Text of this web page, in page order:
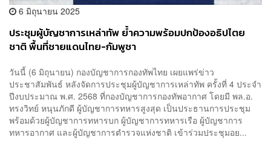
6 มิถุนายน 2025
ประชุมผู้บัญชาการเหล่าทัพ ย้ำความพร้อมปกป้องอธิปไตย
ชาติ พื้นที่ชายแดนไทย-กัมพูชา
วันนี้ (6 มิถุนายน) กองบัญชาการกองทัพไทย เผยแพร่ข่าว
ประชาสัมพันธ์ หลังจัดการประชุมผู้บัญชาการเหล่าทัพ ครั้งที่ 4 ประจำ
ปีงบประมาณ พ.ศ. 2568 ที่กองบัญชาการกองทัพอากาศ โดยมี พล.อ.
ทรงวิทย์ หนุนภักดี ผู้บัญชาการทหารสูงสุด เป็นประธานการประชุม
พร้อมด้วยผู้บัญชาการทหารบก ผู้บัญชาการทหารเรือ ผู้บัญชาการ
ทหารอากาศ และผู้บัญชาการตำรวจแห่งชาติ เข้าร่วมประชุมอย...